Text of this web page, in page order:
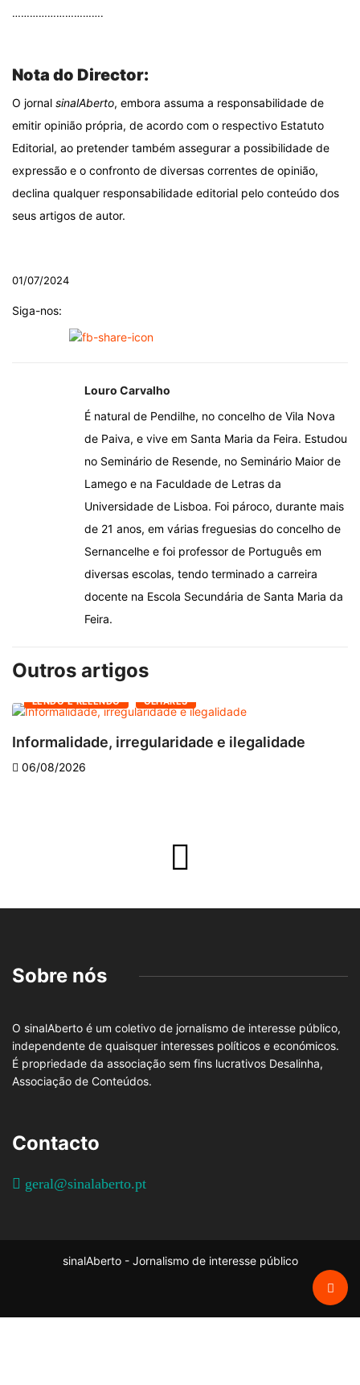
………………………….
Nota do Director:
O jornal sinalAberto, embora assuma a responsabilidade de
emitir opinião própria, de acordo com o respectivo Estatuto
Editorial, ao pretender também assegurar a possibilidade de
expressão e o confronto de diversas correntes de opinião,
declina qualquer responsabilidade editorial pelo conteúdo dos
seus artigos de autor.
01/07/2024
Siga-nos:
Louro Carvalho
É natural de Pendilhe, no concelho de Vila Nova
de Paiva, e vive em Santa Maria da Feira. Estudou
no Seminário de Resende, no Seminário Maior de
Lamego e na Faculdade de Letras da
Universidade de Lisboa. Foi pároco, durante mais
de 21 anos, em várias freguesias do concelho de
Sernancelhe e foi professor de Português em
diversas escolas, tendo terminado a carreira
docente na Escola Secundária de Santa Maria da
Feira.
Outros artigos
LENDO E RELENDO OLHARES
Informalidade, irregularidade e ilegalidade
06/08/2026
Sobre nós
O sinalAberto é um coletivo de jornalismo de interesse público,
independente de quaisquer interesses políticos e económicos.
É propriedade da associação sem fins lucrativos Desalinha,
Associação de Conteúdos.
Contacto
geral@sinalaberto.pt
sinalAberto - Jornalismo de interesse público